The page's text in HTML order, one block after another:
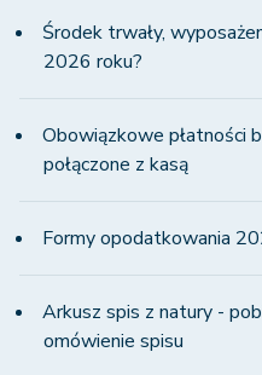
Środek trwały,
2026 roku?
Obowiązkowe płatności
połączone z kasą
Formy opodatkowania
Arkusz spis z natury -
omówienie spisu